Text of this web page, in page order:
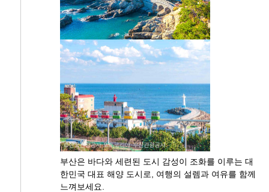
부산은 바다와 세련된 도시 감성이 조화를 이루는 대
한민국 대표 해양 도시로, 여행의 설렘과 여유를 함께
느껴보세요.